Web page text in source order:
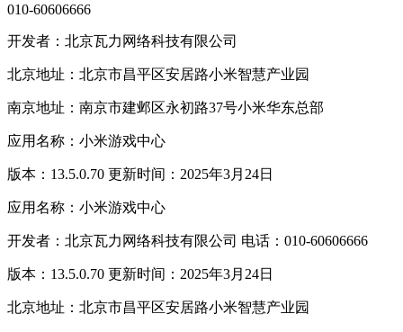
010-60606666
开发者：北京瓦力网络科技有限公司
北京地址：北京市昌平区安居路小米智慧产业园
南京地址：南京市建邺区永初路37号小米华东总部
应用名称：小米游戏中心
版本：13.5.0.70 更新时间：2025年3月24日
应用名称：小米游戏中心
开发者：北京瓦力网络科技有限公司 电话：010-60606666
版本：13.5.0.70 更新时间：2025年3月24日
北京地址：北京市昌平区安居路小米智慧产业园